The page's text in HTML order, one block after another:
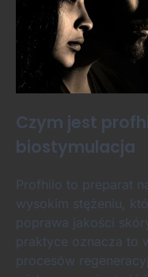
Czym jest
biostymulacja
Profhilo to preparat
wysokim stężeniu,
poprawa jakości
praktyce oznacza to
procesów